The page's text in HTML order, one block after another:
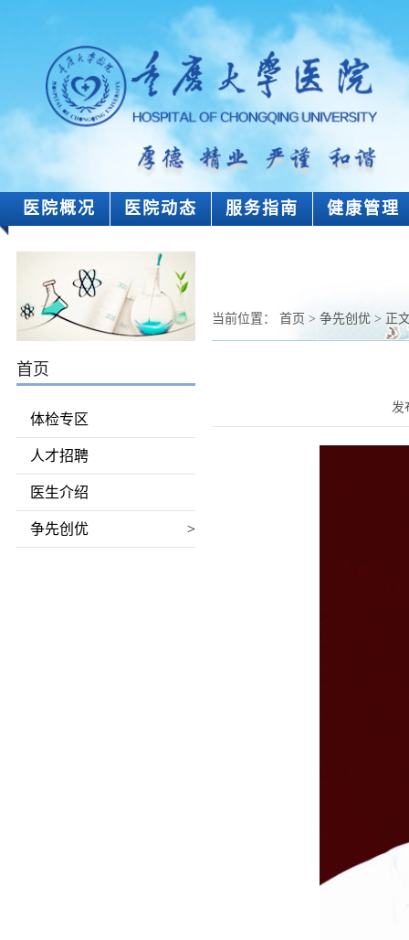
医院概况 医院动态 服务指南 健康管理
首页
体检专区
人才招聘
医生介绍
争先创优 >
当前位置： 首页 > 争先创优 > 正
发